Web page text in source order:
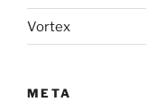
Vortex
META